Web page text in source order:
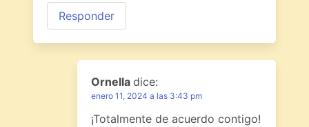
Responder
Ornella dice:
enero 11, 2024 a las 3:43 pm
¡Totalmente de acuerdo contigo!